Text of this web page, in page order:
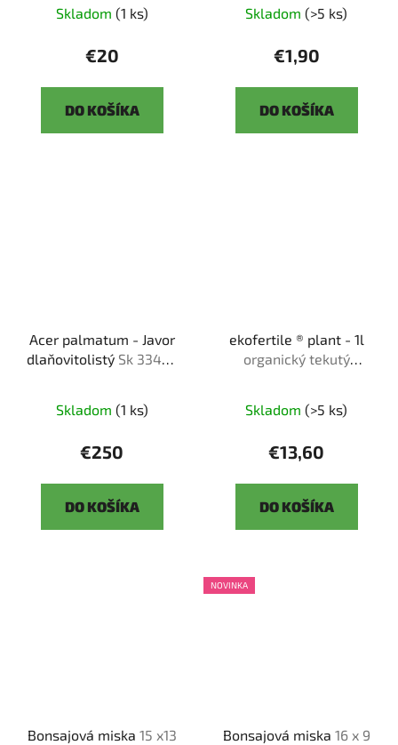
Skladom (1 ks)
€20
DO KOŠÍKA
Skladom (>5 ks)
€1,90
DO KOŠÍKA
Acer palmatum - Javor
dlaňovitolistý Sk 3344-
Skladom (1 ks)
€250
DO KOŠÍKA
ekofertile ® plant - 1l
organický tekutý
Skladom (>5 ks)
€13,60
DO KOŠÍKA
Bonsajová miska 15 x13
NOVINKA
Bonsajová miska 16 x 9